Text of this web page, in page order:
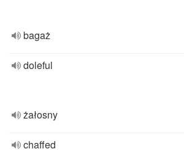
bagaż
doleful
żałosny
chaffed